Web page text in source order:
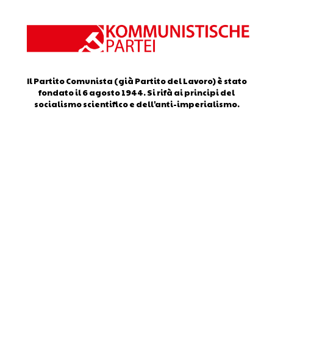
Il Partito Comunista (già Partito del Lavoro) è stato
fondato il 6 agosto 1944. Si rifà ai principi del
socialismo scientifico e dell'anti-imperialismo.